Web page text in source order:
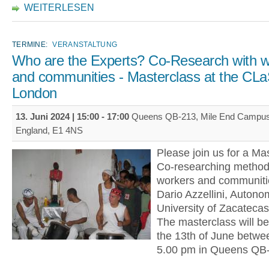
WEITERLESEN
TERMINE: VERANSTALTUNG
Who are the Experts? Co-Research with
and communities - Masterclass at the
London
13. Juni 2024 | 15:00 - 17:00 Queens QB-213, Mile End
England, E1 4NS
Please join us for a
Co-researching
workers and
Dario Azzellini,
University of
The masterclass will
the 13th of June
5.00 pm in Queens